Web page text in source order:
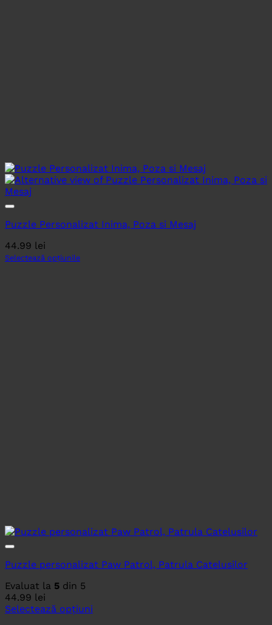
Puzzle Personalizat Inima, Poza si Mesaj
44.99 lei
Selectează opțiunile
Puzzle personalizat Paw Patrol, Patrula Catelusilor
Evaluat la 5 din 5
44.99 lei
Selectează opțiuni